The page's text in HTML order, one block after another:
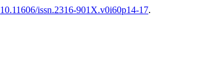
10.11606/issn.2316-901X.v0i60p14-17.